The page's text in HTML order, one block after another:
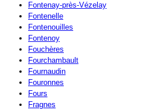
Fontenay-près-Vézelay
Fontenelle
Fontenouilles
Fontenoy
Fouchères
Fourchambault
Fournaudin
Fouronnes
Fours
Fragnes